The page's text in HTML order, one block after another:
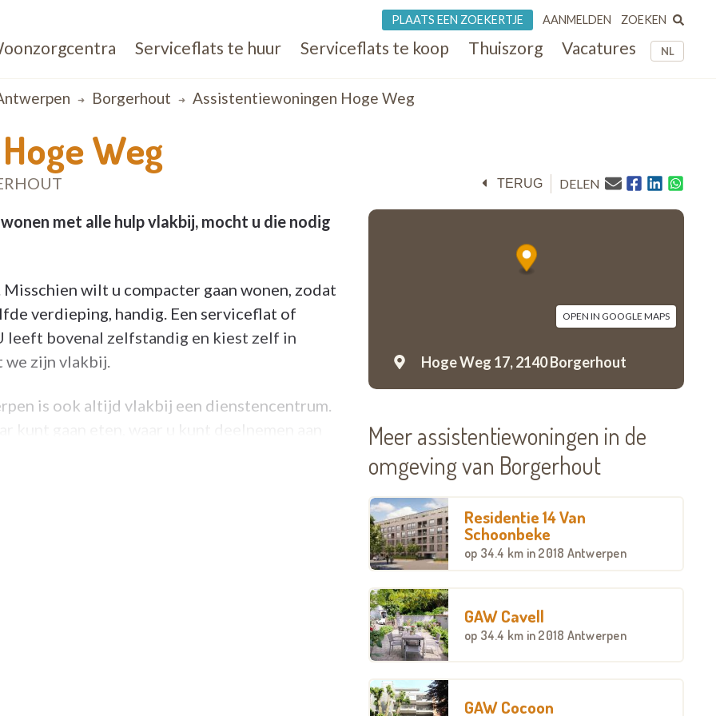
NL
Serviceflats te huur Serviceflats te koop Thuiszorg Vacatures
PLAATS EEN ZOEKERTJE AANMELDEN ZOEKEN
Borgerhout Assistentiewoningen Hoge Weg
Weg
TERUG DELEN
OPEN IN GOOGLE MAPS
Hoge Weg 17,2140 Borgerhout
met alle hulp vlakbij, mocht u die nodig
wilt u compacter gaan wonen, zodat
verdieping, handig. Een serviceflat of
leeft bovenal zelfstandig en kiest zelf in
we zijn vlakbij.
is ook altijd vlakbij een dienstencentrum.
kunt gaan eten, waar u kunt deelnemen aan
Meer assistentiewoningen in de
omgeving van Borgerhout
Residentie 14 Van
Schoonbeke
op 34.4 km in 2018 Antwerpen
GAW Cavell
op 34.4 km in 2018 Antwerpen
GAW Cocoon